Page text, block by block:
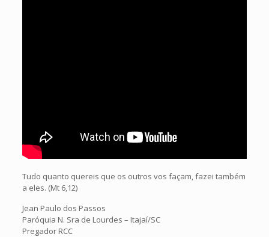
Tudo quanto quereis que os outros vos façam, fazei também
a eles. (Mt 6,12)
Jean Paulo dos Passos
Paróquia N. Sra de Lourdes – Itajaí/SC
Pregador RCC